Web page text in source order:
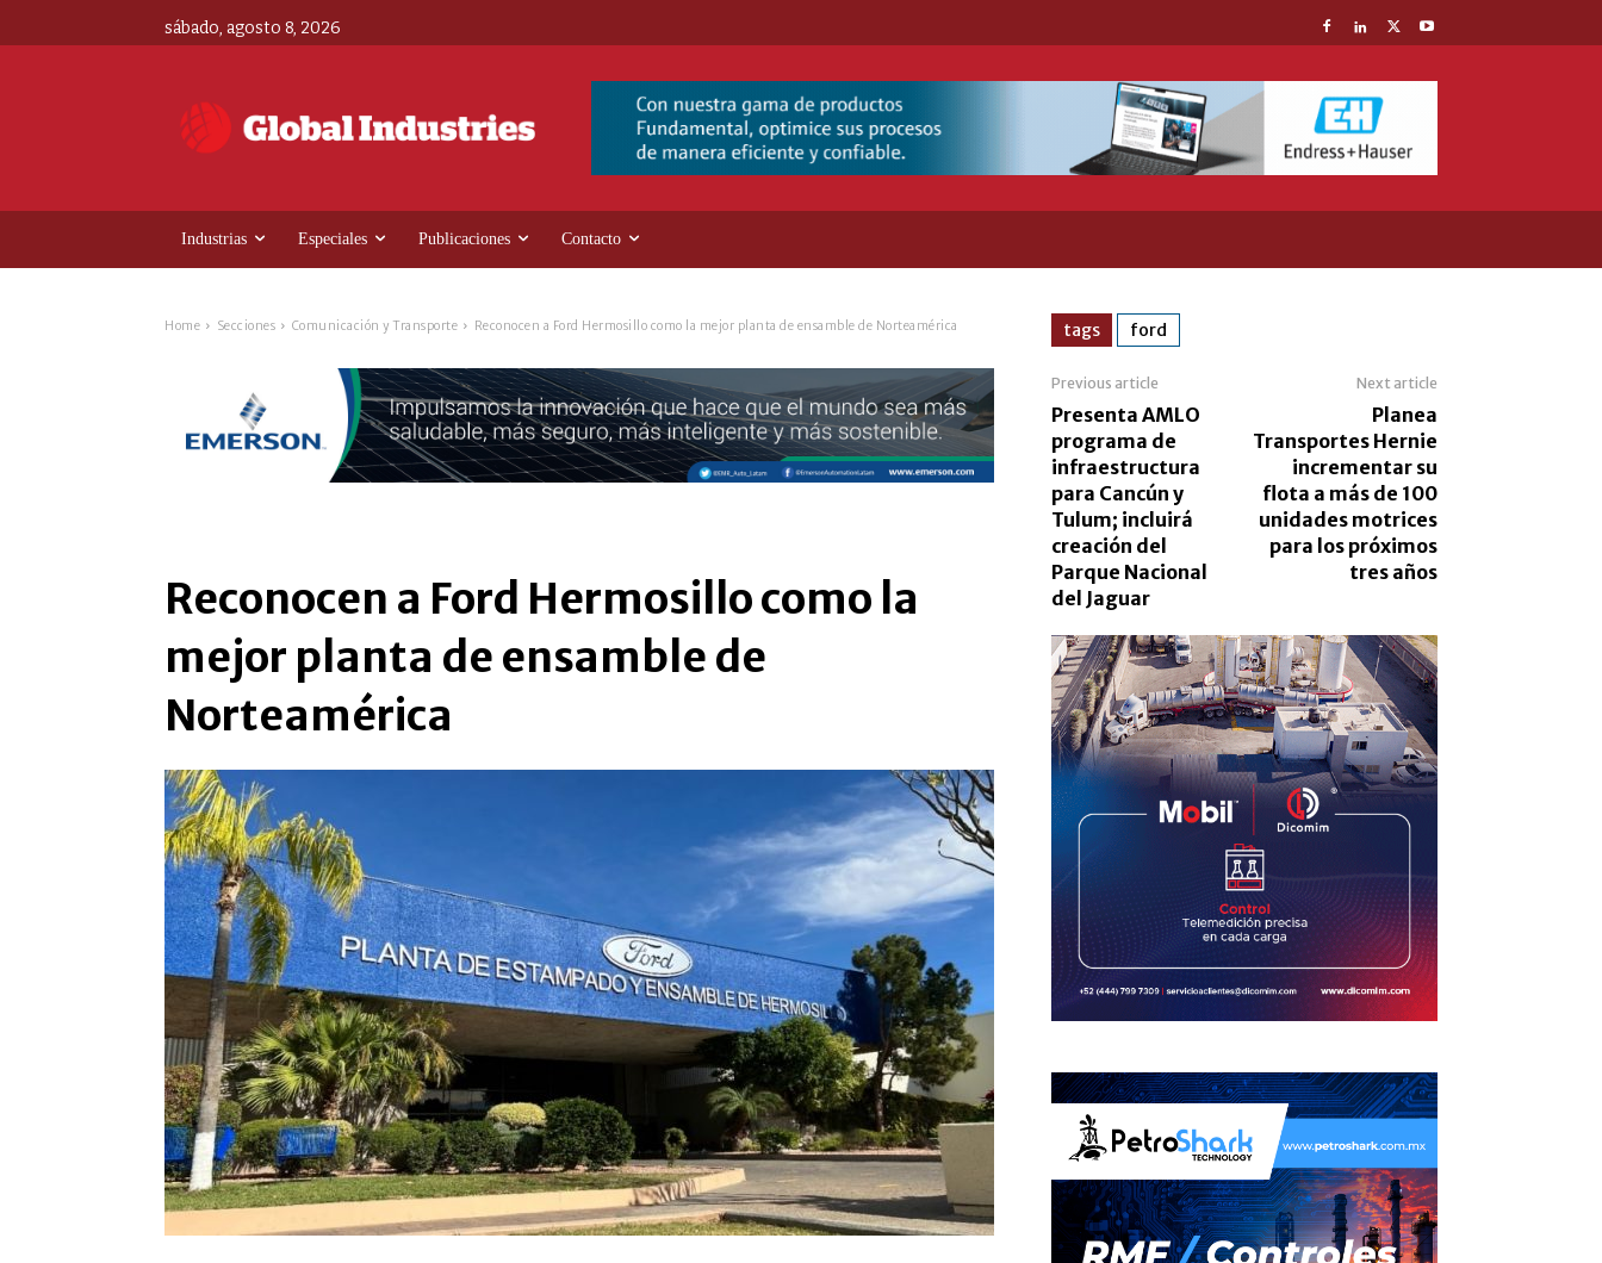
sábado, agosto 8, 2026
Industrias Especiales Publicaciones Contacto
Home Secciones Comunicación y Transporte Reconocen a Ford Hermosillo como la mejor planta de ensamble de Norteamérica
Reconocen a Ford Hermosillo como la
mejor planta de ensamble de
Norteamérica
tags ford
Previous article
Presenta AMLO
programa de
infraestructura
para Cancún y
Tulum; incluirá
creación del
Parque Nacional
del Jaguar
Next article
Planea
Transportes Hernie
incrementar su
flota a más de 100
unidades motrices
para los próximos
tres años